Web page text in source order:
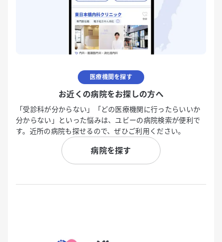
医療機関を探す
お近くの病院をお探しの方へ
「受診科が分からない」「どの医療機関に行ったらいいか
分からない」といった悩みは、ユビーの病院検索が便利で
す。近所の病院も探せるので、ぜひご利用ください。
病院を探す